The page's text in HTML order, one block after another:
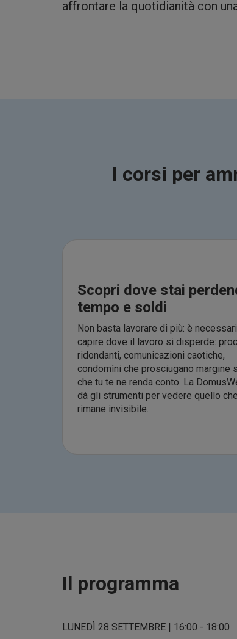
affrontare la quotidianità con
I corsi per
Scopri dove stai
tempo e soldi
Non basta lavorare di più: è
capire dove il lavoro si disperde:
ridondanti, comunicazioni caotiche,
condomìni che prosciugano margine
che tu te ne renda conto. La
dà gli strumenti per vedere quello che
rimane invisibile.
Il programma
LUNEDÌ 28 SETTEMBRE | 16:00 - 18:00